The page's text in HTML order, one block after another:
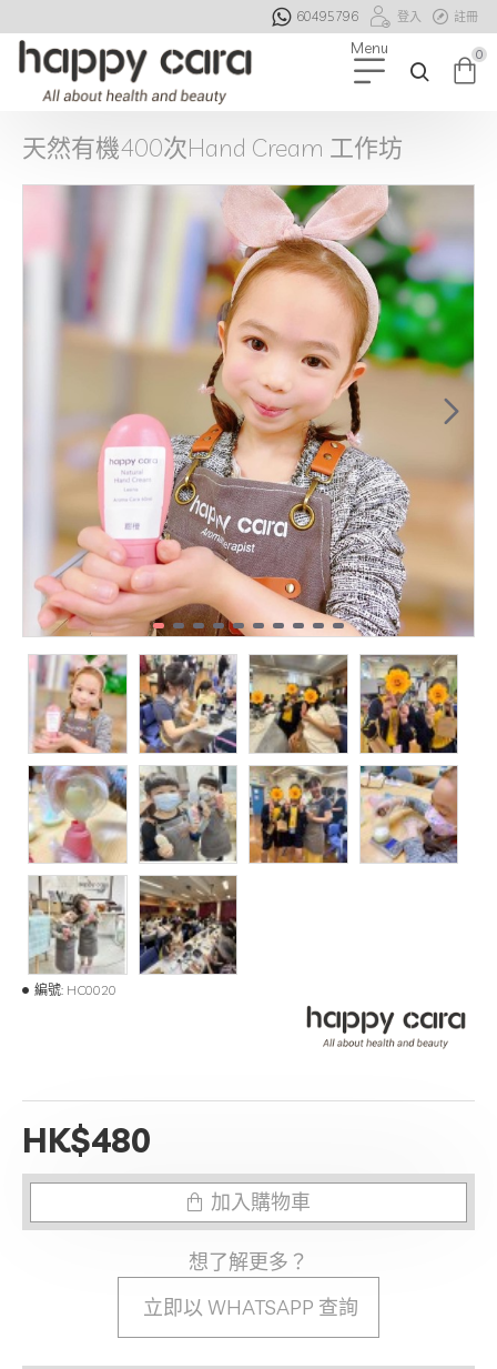
60495796 登入 註冊
0
天然有機400次Hand Cream 工作坊
HK$480
編號: HC0020
加入購物車
想了解更多？
立即以 WHATSAPP 查詢